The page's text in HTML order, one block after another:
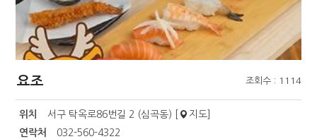
요조 조회수 : 1114
위치 서구 탁옥로86번길 2 (심곡동) [ 지도]
연락처
032-560-4322